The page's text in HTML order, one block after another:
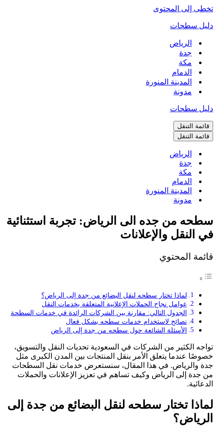
تخطى إلى المحتوى
دليل سطحات
الرياض
جدة
مكة
الدمام
المدينة المنورة
مدونة
دليل سطحات
قائمة التنقل
قائمة التنقل
الرياض
جدة
مكة
الدمام
المدينة المنورة
مدونة
سطحه من جده الى الرياض: تجربة استثنائية
في النقل والإعلانات
قائمة المحتوي
لماذا تختار سطحه لنقل البضائع من جدة إلى الرياض؟
عوامل نجاح الحملات الإعلانية المتعلقة بخدمات النقل
الجدول التالي: مقارنة بين الشركات الرائدة في خدمات السطحة
نصائح لاستخدام خدمات سطحه بشكل فعال
الأسئلة الشائعة حول سطحه من جدة إلى الرياض
تواجه الكثير من الشركات في السعودية تحديات النقل والتسويق،
خصوصًا عندما يتعلق الأمر بنقل المنتجات بين المدن الكبرى مثل
جدة والرياض. في هذا المقال، سنستعرض خدمات نقل السطحات
من جدة إلى الرياض وكيف تساهم في تعزيز الإعلانات والحملات
الدعائية.
لماذا تختار سطحه لنقل البضائع من جدة إلى
الرياض؟